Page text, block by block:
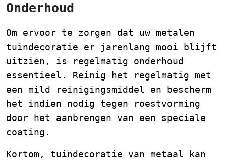
Onderhoud
Om ervoor te zorgen dat uw metalen
tuindecoratie er jarenlang mooi blijft
uitzien, is regelmatig onderhoud
essentieel. Reinig het regelmatig met
een mild reinigingsmiddel en bescherm
het indien nodig tegen roestvorming
door het aanbrengen van een speciale
coating.
Kortom, tuindecoratie van metaal kan